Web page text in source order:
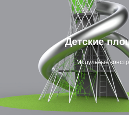
Детские
Модульные